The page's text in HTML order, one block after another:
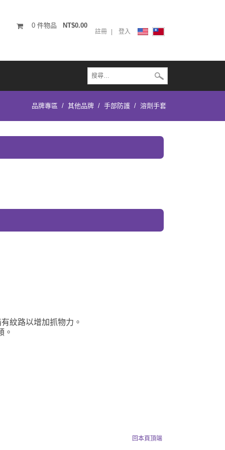
註冊 登入
0 件物品 NT$0.00
品牌專區 / 其他品牌 / 手部防護 / 溶劑手套
紋路以增加抓物力。
。
回本頁頂端